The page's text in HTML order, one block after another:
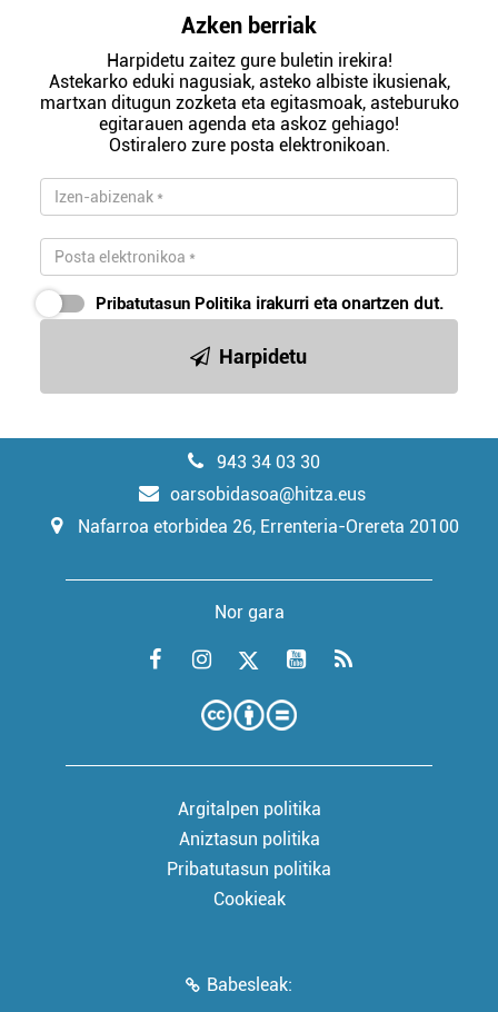
Azken berriak
Harpidetu zaitez gure buletin irekira!
Astekarko eduki nagusiak, asteko albiste ikusienak,
martxan ditugun zozketa eta egitasmoak, asteburuko
egitarauen agenda eta askoz gehiago!
Ostiralero zure posta elektronikoan.
Pribatutasun Politika irakurri eta onartzen dut.
Harpidetu
943 34 03 30
oarsobidasoa@hitza.eus
Nafarroa etorbidea 26, Errenteria-Orereta 20100
Nor gara
Argitalpen politika
Aniztasun politika
Pribatutasun politika
Cookieak
Babesleak: